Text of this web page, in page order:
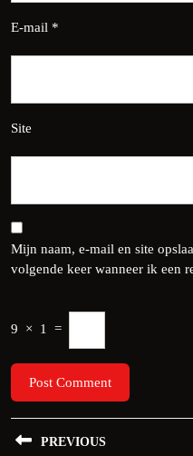
E-mail *
Site
Mijn naam, e-mail en site
volgende keer wanneer ik een
9 × 1 =
Bericht
PREVIOUS